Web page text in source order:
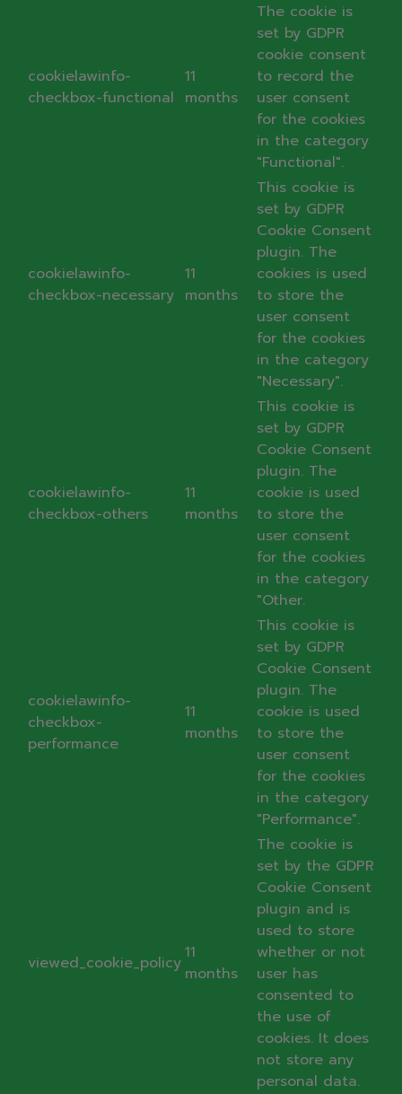
cookielawinfo-
checkbox-functional
11
months
The cookie is
set by GDPR
cookie consent
to record the
user consent
for the cookies
in the category
"Functional".
cookielawinfo-
checkbox-necessary
11
months
This cookie is
set by GDPR
Cookie Consent
plugin. The
cookies is used
to store the
user consent
for the cookies
in the category
"Necessary".
cookielawinfo-
checkbox-others
11
months
This cookie is
set by GDPR
Cookie Consent
plugin. The
cookie is used
to store the
user consent
for the cookies
in the category
"Other.
cookielawinfo-
checkbox-
performance
11
months
This cookie is
set by GDPR
Cookie Consent
plugin. The
cookie is used
to store the
user consent
for the cookies
in the category
"Performance".
viewed_cookie_policy11
months
The cookie is
set by the GDPR
Cookie Consent
plugin and is
used to store
whether or not
user has
consented to
the use of
cookies. It does
not store any
personal data.